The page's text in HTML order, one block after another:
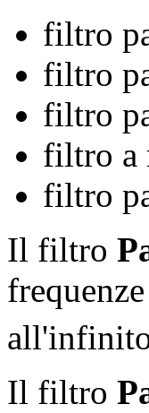
filtro
filtro
filtro
filtro a
filtro
Il filtro
Il filtro